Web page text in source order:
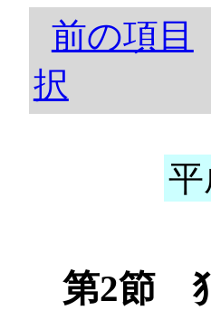
前の項目
択
第2節